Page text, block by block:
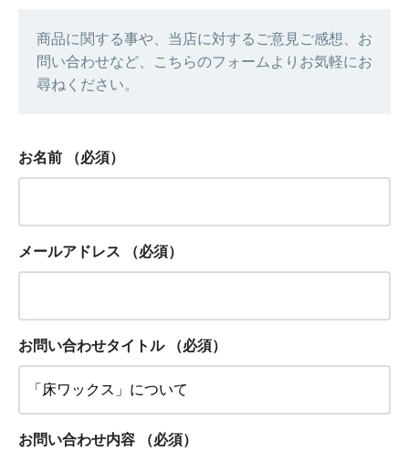
商品に関する事や、当店に対するご意見ご感想、お
問い合わせなど、こちらのフォームよりお気軽にお
尋ねください。
お名前 （必須）
メールアドレス （必須）
お問い合わせタイトル （必須）
お問い合わせ内容 （必須）